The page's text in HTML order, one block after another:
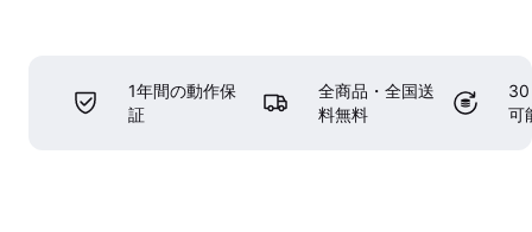
1年間の動作保
証
全商品・全国送
料無料
30
可